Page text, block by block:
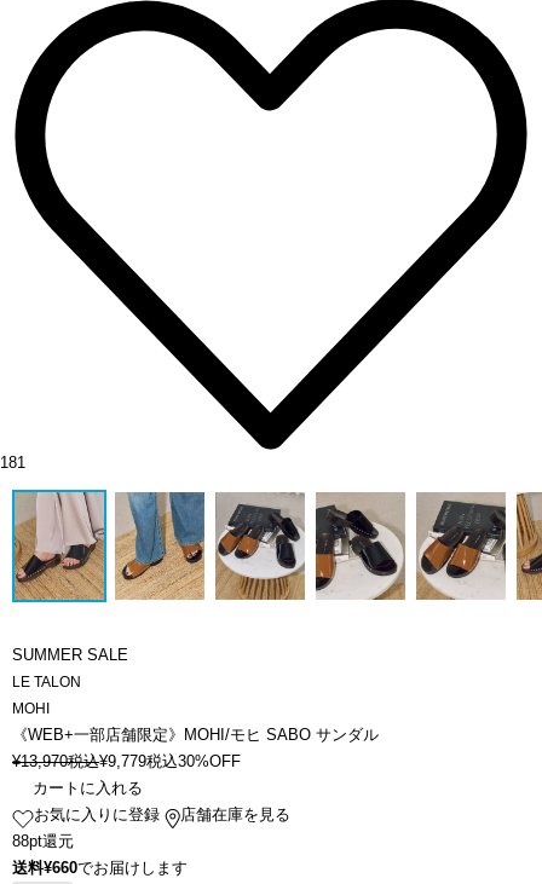
181
SUMMER SALE
LE TALON
MOHI
《WEB+一部店舗限定》MOHI/モヒ SABO サンダル
¥13,970税込¥9,779税込30%OFF
カートに入れる
お気に入りに登録
店舗在庫を見る
88pt還元
送料¥660でお届けします